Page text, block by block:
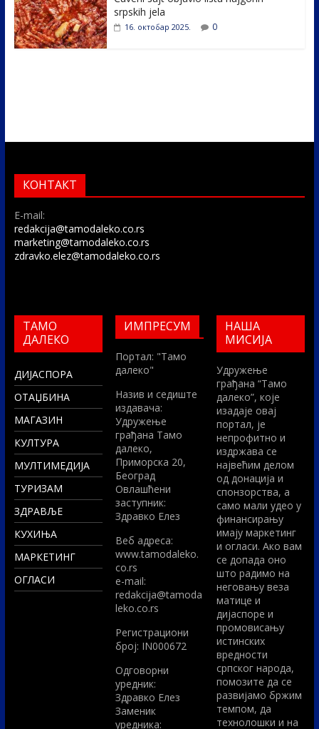
srpskih jela
16. октобар 2025. 0
КОНТАКТ
E-mail:
redakcija@tamodaleko.co.rs
marketing@tamodaleko.co.rs
zdravko.elez@tamodaleko.co.rs
ТАМО
ДАЛЕКО
ДИЈАСПОРА
ОТАЏБИНА
МАГАЗИН
КУЛТУРА
МУЛТИМЕДИЈА
ТУРИЗАМ
ЗДРАВЉЕ
КУХИЊА
МАРКЕТИНГ
ОГЛАСИ
ИМПРЕСУМ
Портал: "Тамо
далеко"
Назив и седиште
издавача:
Удружење
грађана Тамо
далеко,
Приморска 20,
Београд
Овлашћени
заступник:
Здравко Елез
Вeб адреса:
www.tamodaleko.
co.rs
e-mail:
redakcija@tamoda
leko.co.rs
Регистрациони
број: IN000672
Одговорни
уредник:
Здравко Елез
Заменик
уредника:
НАША
МИСИЈА
Удружење
грађана “Тамо
далеко”, које
изадаје овај
портал, је
непрофитно и
издржава се
највећим делом
од донација и
спонзорства, а
само мали удео у
финансирању
имају маркетинг
и огласи. Ако вам
се допада оно
што радимо на
неговању веза
матице и
дијаспоре и
промовисању
истинских
вредности
српског народа,
помозите да се
развијамо бржим
темпом, да
технолошки и на